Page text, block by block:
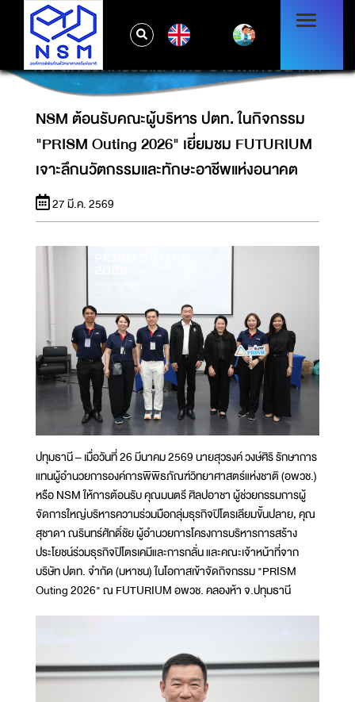
NSM ต้อนรับคณะผู้บริหาร ปตท. ในกิจกรรม
"PRISM OUTING 2026" เยี่ยมชม FUTURIUM
เจาะลึกนวัตกรรมและทักษะอาชีพแห่งอนาคต
NSM ต้อนรับคณะผู้บริหาร ปตท. ในกิจกรรม
"PRISM Outing 2026" เยี่ยมชม FUTURIUM
เจาะลึกนวัตกรรมและทักษะอาชีพแห่งอนาคต
27 มี.ค. 2569
ปทุมธานี – เมื่อวันที่ 26 มีนาคม 2569 นายสุวรงค์ วงษ์ศิริ รักษาการ
แทนผู้อำนวยการองค์การพิพิธภัณฑ์วิทยาศาสตร์แห่งชาติ (อพวช.)
หรือ NSM ให้การต้อนรับ คุณมนตรี ศิลปอาชา ผู้ช่วยกรรมการผู้
จัดการใหญ่บริหารความร่วมมือกลุ่มธุรกิจปิโตรเลียมขั้นปลาย, คุณ
สุชาดา ณรินทร์ศักดิ์ชัย ผู้อํานวยการโครงการบริหารการสร้าง
ประโยชน์ร่วมธุรกิจปิโตรเคมีและการกลั่น และคณะเจ้าหน้าที่จาก
บริษัท ปตท. จำกัด (มหาชน) ในโอกาสเข้าจัดกิจกรรม "PRISM
Outing 2026" ณ FUTURIUM อพวช. คลองห้า จ.ปทุมธานี